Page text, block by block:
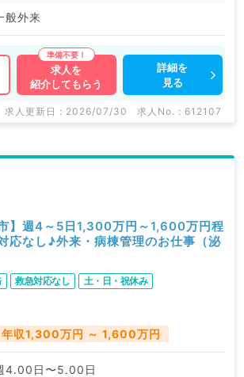
般外来
求人を
紹介してもらう
詳細を
見る
求人更新日 : 2026/07/30 求人No. : 612107
市】週4～5日1,300万円～1,600万円程
応なし♪外来・病棟管理のお仕事（泌
救急対応なし
土・日・祝休み
年収1,300万円 ～ 1,600万円
4.00日〜5.00日